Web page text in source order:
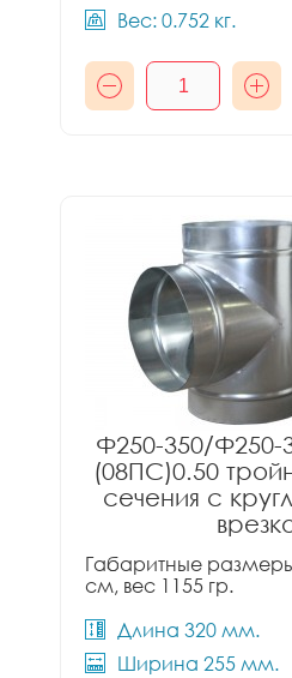
Вес: 0.752 кг.
Ф250-350/Ф250-
(08ПС)0.50
сечения с
Габаритные
см, вес 1155 гр.
Длина 320 мм.
Ширина 255 мм.